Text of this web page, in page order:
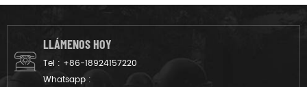
LLÁMENOS HOY
Tel : +86-18924157220
Whatsapp :